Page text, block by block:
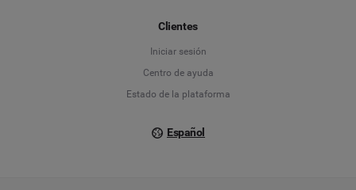
Clientes
Iniciar sesión
Centro de ayuda
Estado de la plataforma
Español